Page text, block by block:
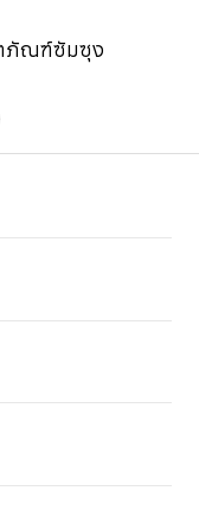
ภัณฑ์ซัมซุง